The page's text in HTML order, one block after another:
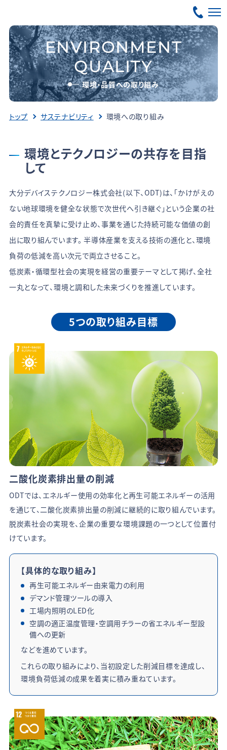
ENVIRONMENT
QUALITY
環境・品質への取り組み
トップ サステナビリティ 環境への取り組み
環境とテクノロジーの共存を目指
して
大分デバイステクノロジー株式会社(以下、ODT)は、「かけがえの
ない地球環境を健全な状態で次世代へ引き継ぐ」という企業の社
会的責任を真摯に受け止め、事業を通じた持続可能な価値の創
出に取り組んでいます。 半導体産業を支える技術の進化と、環境
負荷の低減を高い次元で両立させること。
低炭素・循環型社会の実現を経営の重要テーマとして掲げ、全社
一丸となって、環境と調和した未来づくりを推進しています。
5つの取り組み目標
二酸化炭素排出量の削減
ODTでは、エネルギー使用の効率化と再生可能エネルギーの活用
を通じて、二酸化炭素排出量の削減に継続的に取り組んでいます。
脱炭素社会の実現を、企業の重要な環境課題の一つとして位置付
けています。
【具体的な取り組み】
再生可能エネルギー由来電力の利用
デマンド管理ツールの導入
工場内照明のLED化
空調の適正温度管理・空調用チラーの省エネルギー型設
備への更新
などを進めています。
これらの取り組みにより、当初設定した削減目標を達成し、
環境負荷低減の成果を着実に積み重ねています。